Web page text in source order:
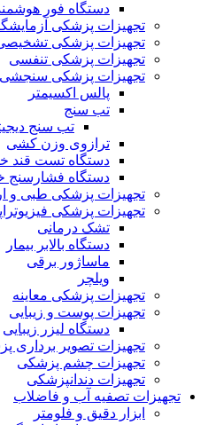
دستگاه فور
تجهیزات پزشکی
تجهیزات پزشکی
تجهیزات پزشکی تنفسی
تجهیزات پزشکی سنجشی
پالس اکسیمتر
تب سنج
تب سنج
ترازوی وزن کشی
دستگاه تست قند
دستگاه فشارسنج
تجهیزات پزشکی طبی و
تجهیزات پزشکی
تشک درمانی
دستگاه بالابر بیمار
ماساژور برقی
ویلچر
تجهیزات پزشکی معاینه
تجهیزات پوست و زیبایی
دستگاه لیزر زیبایی
تجهیزات تصویر برداری
تجهیزات چشم پزشکی
تجهیزات دندانپزشکی
تجهیزات تصفیه آب و فاضلاب
ابزار دقیق و فلومتر